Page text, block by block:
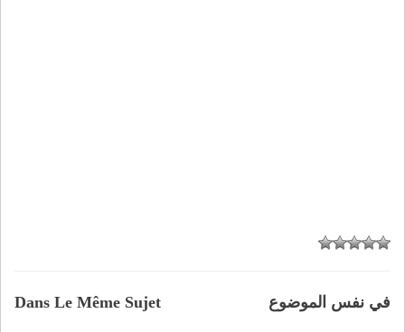
Dans Le Même Sujet في نفس الموضوع